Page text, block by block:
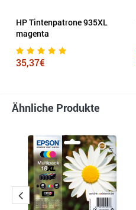
HP Tintenpatrone 935XL
magenta
35,37€
Ähnliche Produkte